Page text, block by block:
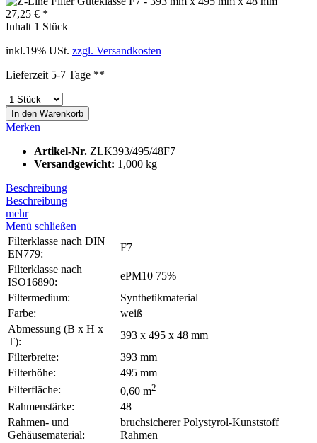
27,25 € *
Inhalt 1 Stück
inkl.19% USt. zzgl. Versandkosten
Lieferzeit 5-7 Tage **
In den Warenkorb
Merken
Artikel-Nr. ZLK393/495/48F7
Versandgewicht: 1,000 kg
Beschreibung
Beschreibung
mehr
Menü schließen
Filterklasse nach DIN
EN779:
F7
Filterklasse nach
ISO16890:
ePM10 75%
Filtermedium:
Synthetikmaterial
Farbe:
weiß
Abmessung (B x H x
T):
393 x 495 x 48 mm
Filterbreite:
393 mm
Filterhöhe:
495 mm
Filterfläche:
0,60 m2
Rahmenstärke:
48
Rahmen- und
Gehäusematerial:
bruchsicherer Polystyrol-Kunststoff
Rahmen